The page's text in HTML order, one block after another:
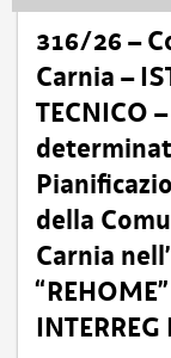
316/26 –
Carnia –
TECNICO
della
Carnia